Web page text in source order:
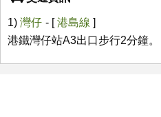
1) 灣仔 - [港島線 ]
港鐵灣仔站A3出口步行2分鐘。